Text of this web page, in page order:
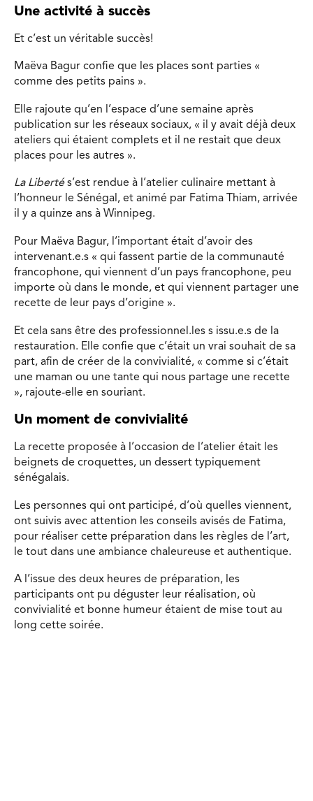
Une activité à succès
Et c’est un véritable succès!
Maëva Bagur confie que les places sont parties «
comme des petits pains ».
Elle rajoute qu’en l’espace d’une semaine après
publication sur les réseaux sociaux, « il y avait déjà deux
ateliers qui étaient complets et il ne restait que deux
places pour les autres ».
La Libertés’est rendue à l’atelier culinaire mettant à
l’honneur le Sénégal, et animé par Fatima Thiam, arrivée
il y a quinze ans à Winnipeg.
Pour Maëva Bagur, l’important était d’avoir des
intervenant.e.s « qui fassent partie de la communauté
francophone, qui viennent d’un pays francophone, peu
importe où dans le monde, et qui viennent partager une
recette de leur pays d’origine ».
Et cela sans être des professionnel.les s issu.e.s de la
restauration. Elle confie que c’était un vrai souhait de sa
part, afin de créer de la convivialité, « comme si c’était
une maman ou une tante qui nous partage une recette
», rajoute-elle en souriant.
Un moment de convivialité
La recette proposée à l’occasion de l’atelier était les
beignets de croquettes, un dessert typiquement
sénégalais.
Les personnes qui ont participé, d’où quelles viennent,
ont suivis avec attention les conseils avisés de Fatima,
pour réaliser cette préparation dans les règles de l’art,
le tout dans une ambiance chaleureuse et authentique.
A l’issue des deux heures de préparation, les
participants ont pu déguster leur réalisation, où
convivialité et bonne humeur étaient de mise tout au
long cette soirée.